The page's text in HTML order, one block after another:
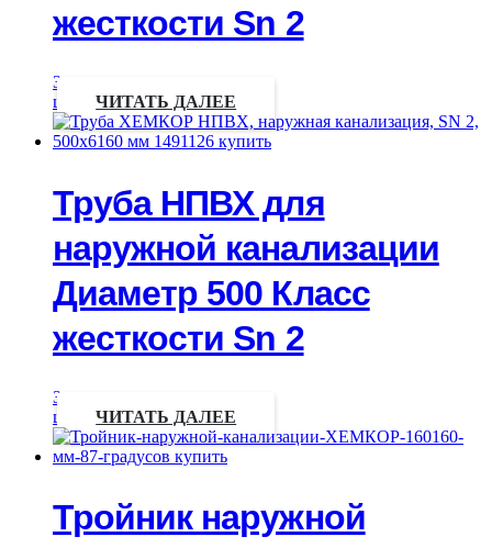
жесткости Sn 2
Запрос
цены
ЧИТАТЬ ДАЛЕЕ
Труба НПВХ для
наружной канализации
Диаметр 500 Класс
жесткости Sn 2
Запрос
цены
ЧИТАТЬ ДАЛЕЕ
Тройник наружной